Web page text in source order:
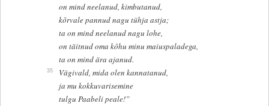
on mind neelanud, kimbutanud,
kõrvale pannud nagu tühja astja;
ta on mind neelanud nagu lohe,
on täitnud oma kõhu minu maiuspaladega,
ta on mind ära ajanud.
35
Vägivald, mida olen kannatanud,
ja mu kokkuvarisemine
tulgu Paabeli peale!”